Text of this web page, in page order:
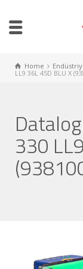
Home
LL9 36L 45D BLU X
330